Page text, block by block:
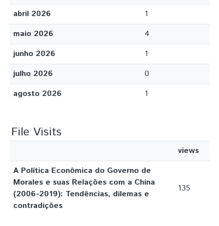
abril 2026
1
maio 2026
4
junho 2026
1
julho 2026
0
agosto 2026
1
File Visits
views
A Política Econômica do Governo de
Morales e suas Relações com a China
(2006-2019): Tendências, dilemas e
contradições
135